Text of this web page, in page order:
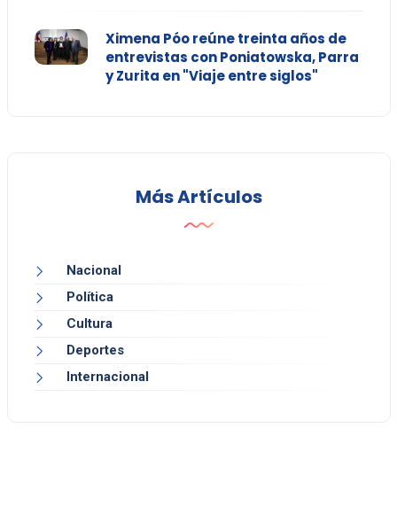
Ximena Póo reúne treinta años de
entrevistas con Poniatowska, Parra
y Zurita en "Viaje entre siglos"
Más Artículos
Nacional
Política
Cultura
Deportes
Internacional